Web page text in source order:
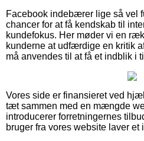
Facebook indebærer lige så vel
chancer for at få kendskab til
kundefokus. Her møder vi en
kunderne at udfærdige en kritik
må anvendes til at få et indblik i
Vores side er finansieret ved
tæt sammen med en mængde
introducerer forretningernes
bruger fra vores website laver et